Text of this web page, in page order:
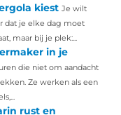
kiest Je wilt
dat je elke dag moet
maar bij je plek:...
in je
die niet om aandacht
Ze werken als een
rust en